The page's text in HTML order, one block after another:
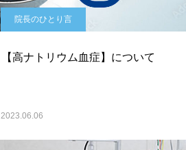
院長のひとり言
【高ナトリウム血症】について
2023.06.06